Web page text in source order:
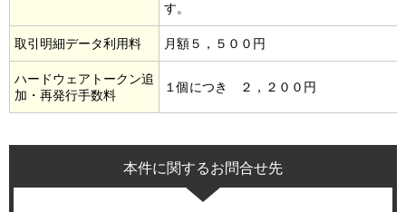
す。
取引明細データ利用料 月額５，５００円
ハードウェアトークン追
加・再発行手数料
１個につき ２，２００円
本件に関するお問合せ先